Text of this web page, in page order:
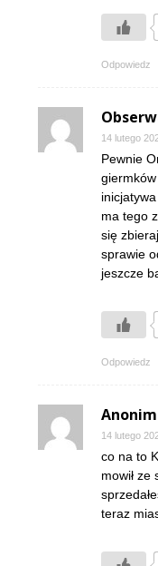
Odpowiedz
14 lutego
Pewnie
ma tego
się
sprawie
jeszcze
Odpowiedz
Anonim
14 lutego
co na to
mowił ze
teraz